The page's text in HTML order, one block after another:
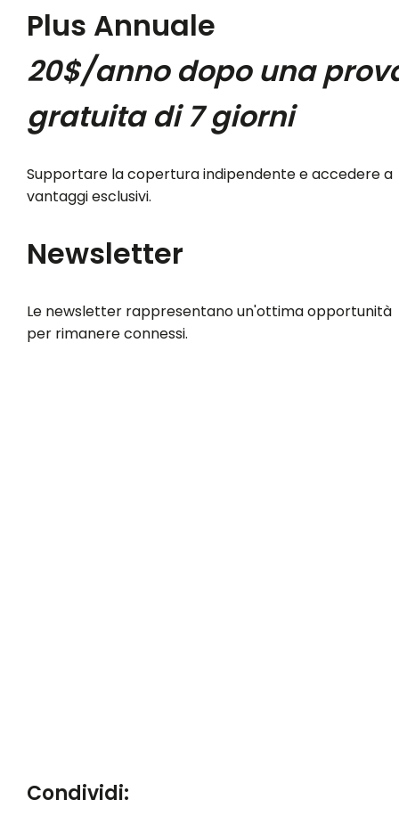
Plus Annuale
20$/anno dopo una
gratuita di 7 giorni
Supportare la copertura indipendente e accedere a
vantaggi esclusivi.
Newsletter
Le newsletter rappresentano un'ottima opportunità
per rimanere connessi.
Condividi: